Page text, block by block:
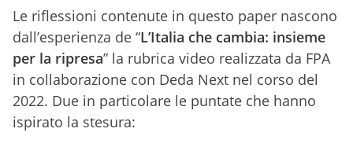
Le riflessioni contenute in questo paper nascono
dall’esperienza de “L’Italia che cambia: insieme
per la ripresa” la rubrica video realizzata da FPA
in collaborazione con Deda Next nel corso del
2022. Due in particolare le puntate che hanno
ispirato la stesura: